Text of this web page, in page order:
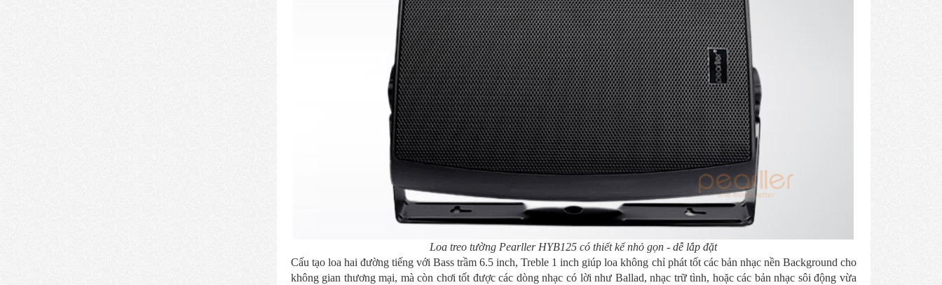
Loa treo tường Pearller HYB125 có thiết kế nhỏ gọn - dễ lắp đặt
Cấu tạo loa hai đường tiếng với Bass trầm 6.5 inch, Treble 1 inch giúp loa không chỉ phát tốt các bản nhạc nền Background cho
không gian thương mại, mà còn chơi tốt được các dòng nhạc có lời như Ballad, nhạc trữ tình, hoặc các bản nhạc sôi động vừa